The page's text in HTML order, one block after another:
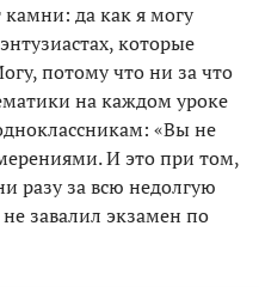
да как я могу
которые
потому что ни за что
на каждом уроке
«Вы не
И это при том,
разу за всю недолгую
завалил экзамен по